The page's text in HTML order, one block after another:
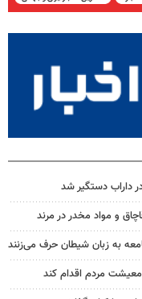
به زبان شیطان حرف می‌زنند
مردم اقدام کند